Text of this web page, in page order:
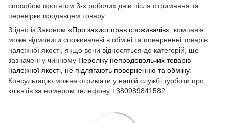
способом протягом 3-х робочих днів після отримання та
перевірки продавцем товару.
Згідно із Законом «Про захист прав споживачів» , компанія
може відмовити споживачеві в обміні та поверненні товарів
належної якості, якщо вони відносяться до категорій, що
зазначені у чинному Переліку непродовольчих товарів
належної якості, не підлягають поверненню та обміну.
Консультацію можна отримати у нашій службі турботи про
клієнтів за номером телефону +380989841582